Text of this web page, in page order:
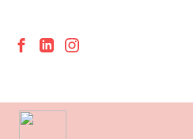
c
n
k
s